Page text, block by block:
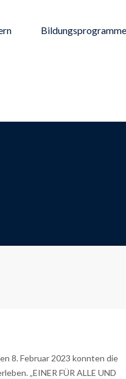
Bildungsprogramme
8. Februar 2023 konnten die
„EINER FÜR ALLE UND